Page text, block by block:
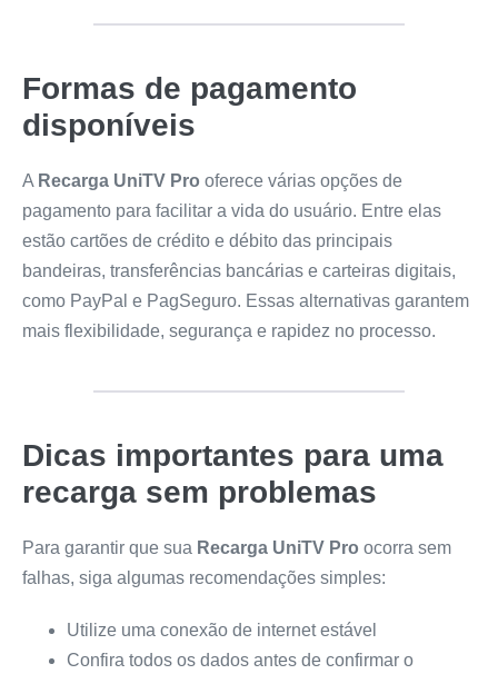
Formas de pagamento
disponíveis
A Recarga UniTV Pro oferece várias opções de
pagamento para facilitar a vida do usuário. Entre elas
estão cartões de crédito e débito das principais
bandeiras, transferências bancárias e carteiras digitais,
como PayPal e PagSeguro. Essas alternativas garantem
mais flexibilidade, segurança e rapidez no processo.
Dicas importantes para uma
recarga sem problemas
Para garantir que sua Recarga UniTV Pro ocorra sem
falhas, siga algumas recomendações simples:
Utilize uma conexão de internet estável
Confira todos os dados antes de confirmar o